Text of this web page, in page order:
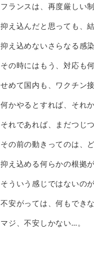
フランスは、再度厳しい
抑え込んだと思っても、
抑え込めないさらなる感
その時にはもう、対応も何
せめて国内も、ワクチン
何かやるとすれば、それか
それであれば、まだつじ
その前の動きってのは、
抑え込める何らかの根拠
そういう感じではないの
不安がっては、何もでき
マジ、不安しかない…。